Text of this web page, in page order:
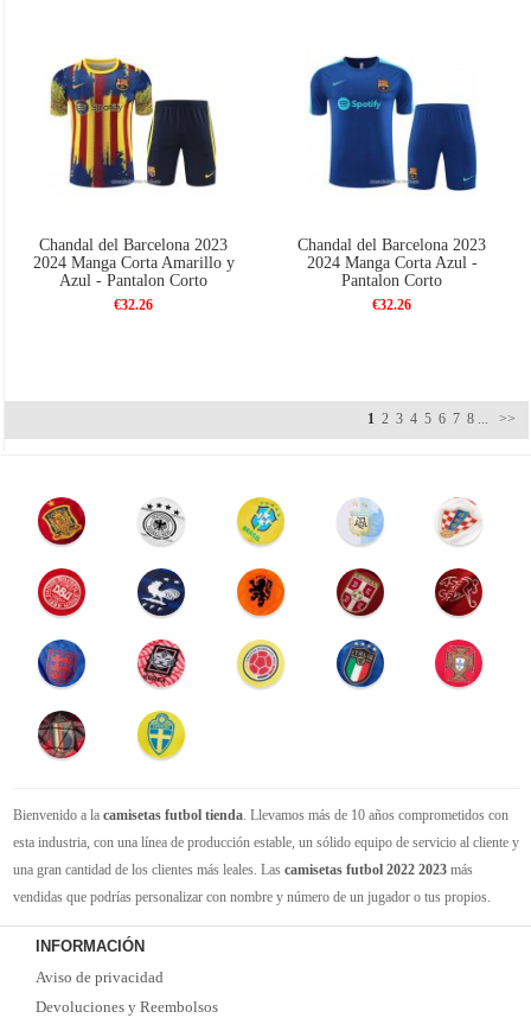
Chandal del Barcelona 2023
2024 Manga Corta Amarillo y
Azul - Pantalon Corto
€32.26
Chandal del Barcelona 2023
2024 Manga Corta Azul -
Pantalon Corto
€32.26
1 2 3 4 5 6 7 8 ... >>
Bienvenido a la camisetas futbol tienda. Llevamos más de 10 años comprometidos con
esta industria, con una línea de producción estable, un sólido equipo de servicio al cliente y
una gran cantidad de los clientes más leales. Las camisetas futbol 2022 2023 más
vendidas que podrías personalizar con nombre y número de un jugador o tus propios.
Camisetas de futbol replicasde la mejor calidad Thai AAA en toda la web. Tenemos
suficiente experiencia para satisfacer tus necesidades de
la seguridad de que elegirnos le brindará una experiencia de compra diferente.
INFORMACIÓN
Aviso de privacidad
Devoluciones y Reembolsos